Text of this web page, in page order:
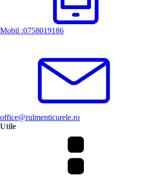
Mobil :0758019186
office@rulmenticurele.ro
Utile